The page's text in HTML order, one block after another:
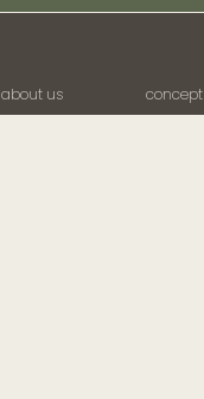
about us concept